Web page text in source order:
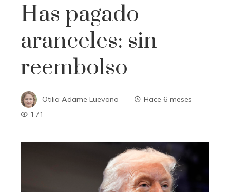
Has pagado
aranceles: sin
reembolso
Otilia Adame Luevano
Hace 6 meses
171